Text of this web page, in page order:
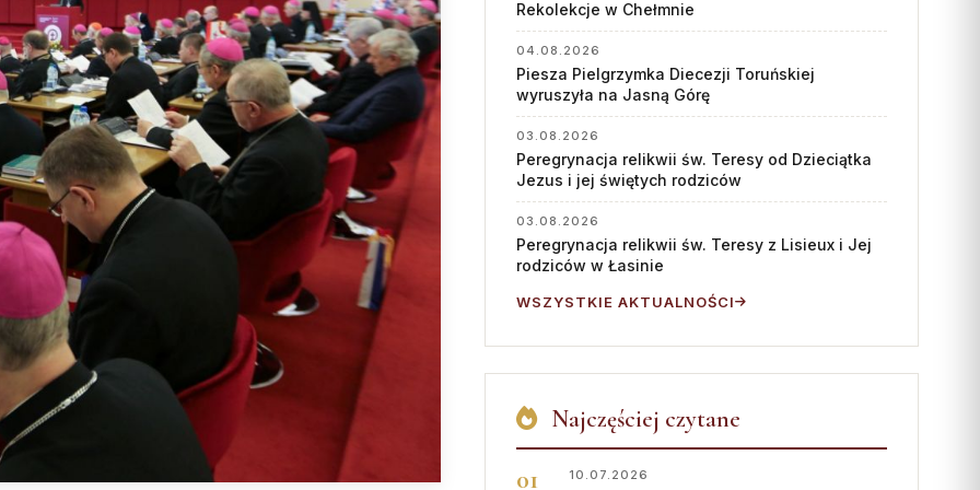
Sąd Biskupi
Wydawnictwo
Konta bankowe
KONTAKT
Dane kurii
Msze święte online
Kalendarz liturgiczny
Droga Neokatechumenalna
Grupy Modlitwy Ojca Pio
Żywy Różaniec
Wspólnota Krwi Chrystusa
Franciszkański Zakon
Świeckich
Skauci Króla
Bractwo św. Józefa
Rekolekcje w Chełmnie
04.08.2026
Piesza Pielgrzymka Diecezji Toruńskiej
wyruszyła na Jasną Górę
03.08.2026
Peregrynacja relikwii św. Teresy od Dzieciątka
Jezus i jej świętych rodziców
03.08.2026
Peregrynacja relikwii św. Teresy z Lisieux i Jej
rodziców w Łasinie
WSZYSTKIE AKTUALNOŚCI
Najczęściej czytane
10.07.2026